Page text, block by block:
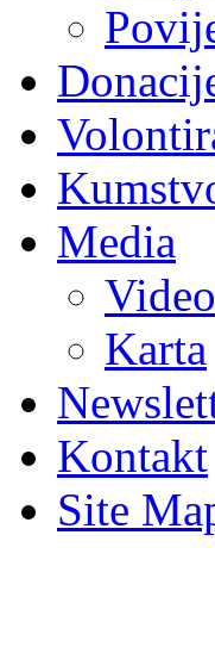
Media
Video
Karta
Kontakt
Site